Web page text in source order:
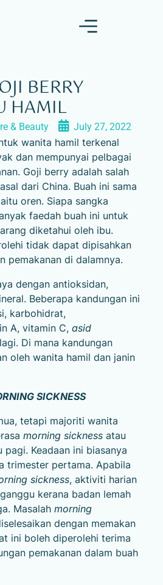
BERRY
HAMIL
& Beauty July 27, 2022
wanita hamil terkenal
dan mempunyai pelbagai
Goji berry adalah salah
dari China. Buah ini sama
oren. Siapa sangka
faedah buah ini untuk
diketahui oleh ibu.
tidak dapat dipisahkan
pemakanan di dalamnya.
dengan antioksidan,
Beberapa kandungan ini
karbohidrat,
A, vitamin C, asid
Di mana kandungan
oleh wanita hamil dan janin
SICKNESS
tetapi majoriti wanita
morning sicknessatau
Keadaan ini biasanya
trimesterpertama. Apabila
sickness, aktiviti harian
kerana badan lemah
Masalahmorning
dengan memakan
ini boleh diperolehi terima
pemakanan dalam buah